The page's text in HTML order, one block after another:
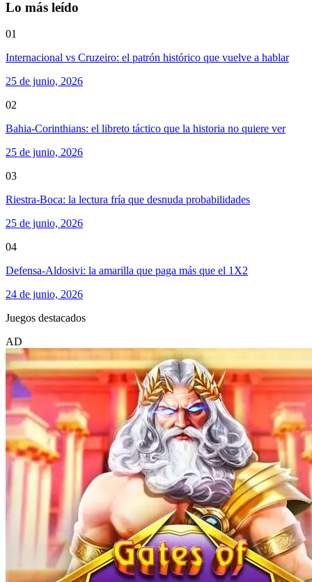
Lo más leído
01
Internacional vs Cruzeiro: el patrón histórico que vuelve a hablar
25 de junio, 2026
02
Bahia-Corinthians: el libreto táctico que la historia no quiere ver
25 de junio, 2026
03
Riestra-Boca: la lectura fría que desnuda probabilidades
25 de junio, 2026
04
Defensa-Aldosivi: la amarilla que paga más que el 1X2
24 de junio, 2026
Juegos destacados
AD